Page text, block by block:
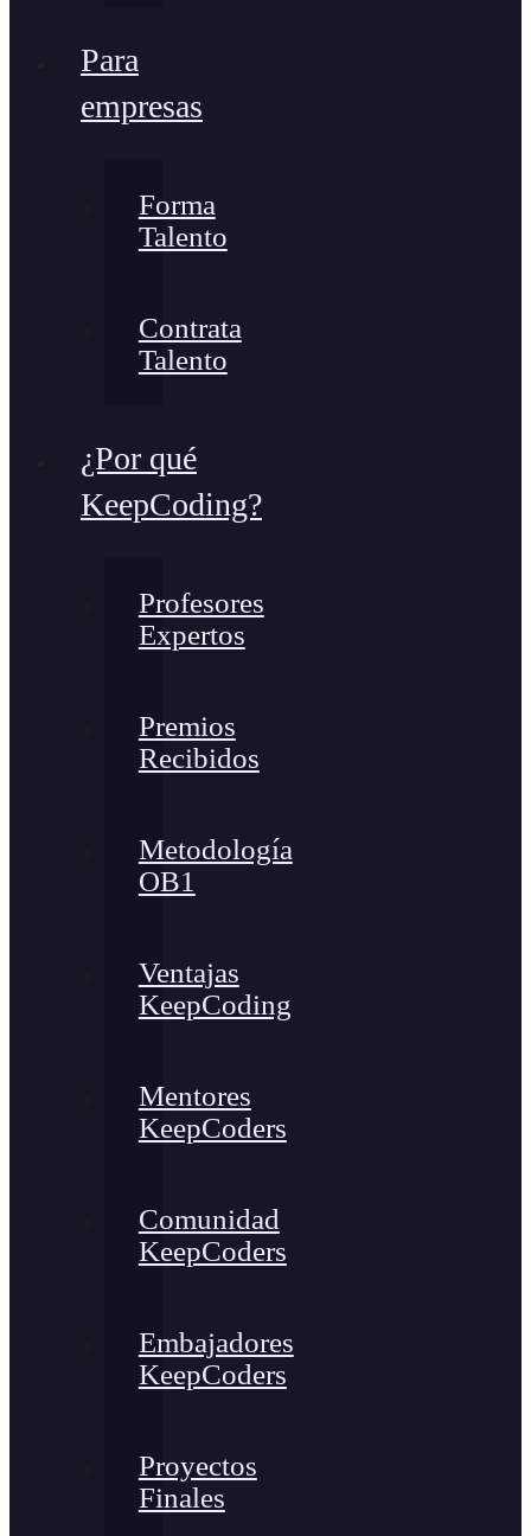
Para
empresas
Forma
Talento
Contrata
Talento
¿Por qué
KeepCoding?
Profesores
Expertos
Premios
Recibidos
Metodología
OB1
Ventajas
KeepCoding
Mentores
KeepCoders
Comunidad
KeepCoders
Embajadores
KeepCoders
Proyectos
Finales